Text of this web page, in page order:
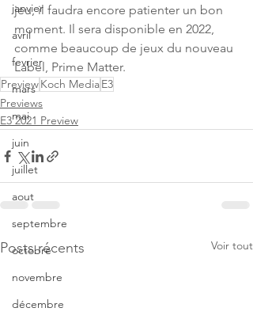
janvier
avril
fevrier
mars
mai
juin
juillet
aout
septembre
octobre
novembre
décembre
jeu, il faudra encore patienter un bon
moment. Il sera disponible en 2022,
comme beaucoup de jeux du nouveau
Label, Prime Matter.
PreviewKoch MediaE3
Previews
E3 2021 Preview
Posts récents Voir tout